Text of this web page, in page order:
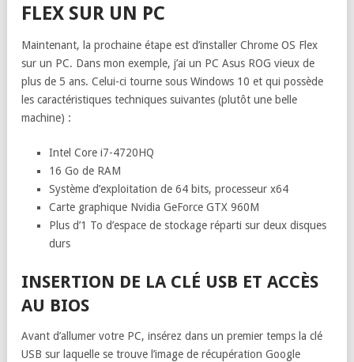
FLEX SUR UN PC
Maintenant, la prochaine étape est d’installer Chrome OS Flex
sur un PC. Dans mon exemple, j’ai un PC Asus ROG vieux de
plus de 5 ans. Celui-ci tourne sous Windows 10 et qui possède
les caractéristiques techniques suivantes (plutôt une belle
machine) :
Intel Core i7-4720HQ
16 Go de RAM
Système d’exploitation de 64 bits, processeur x64
Carte graphique Nvidia GeForce GTX 960M
Plus d’1 To d’espace de stockage réparti sur deux disques
durs
INSERTION DE LA CLÉ USB ET ACCÈS
AU BIOS
Avant d’allumer votre PC, insérez dans un premier temps la clé
USB sur laquelle se trouve l’image de récupération Google